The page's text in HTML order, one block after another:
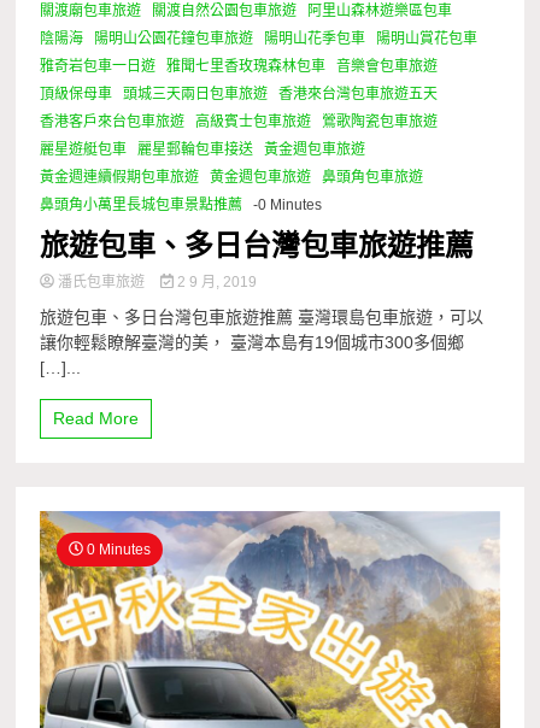
關渡廟包車旅遊
關渡自然公園包車旅遊
阿里山森林遊樂區包車
陰陽海
陽明山公園花鐘包車旅遊 陽明山花季包車
陽明山賞花包車
雅奇岩包車一日遊
雅聞七里香玫瑰森林包車
音樂會包車旅遊
頂級保母車
頭城三天兩日包車旅遊
香港來台灣包車旅遊五天
香港客戶來台包車旅遊
高級賓士包車旅遊
鶯歌陶瓷包車旅遊
麗星遊艇包車
麗星郵輪包車接送
黃金週包車旅遊
黃金週連續假期包車旅遊
黄金週包車旅遊
鼻頭角包車旅遊
鼻頭角小萬里長城包車景點推薦
-0 Minutes
旅遊包車、多日台灣包車旅遊推薦
潘氏包車旅遊 2 9 月, 2019
旅遊包車、多日台灣包車旅遊推薦 臺灣環島包車旅遊，可以
讓你輕鬆瞭解臺灣的美， 臺灣本島有19個城市300多個鄉
[…]...
Read More
0 Minutes